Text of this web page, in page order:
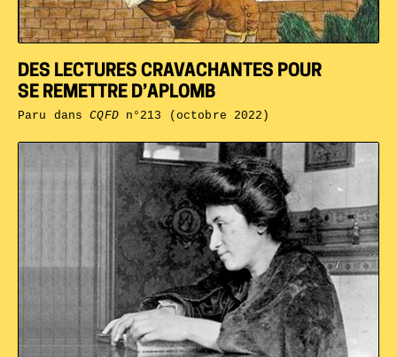
DES LECTURES CRAVACHANTES POUR
SE REMETTRE D’APLOMB
Paru dansCQFDn°213 (octobre 2022)